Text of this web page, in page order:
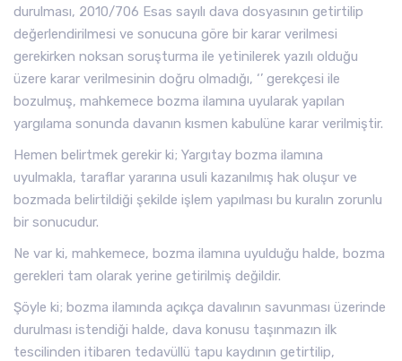
durulması, 2010/706 Esas sayılı dava dosyasının getirtilip
değerlendirilmesi ve sonucuna göre bir karar verilmesi
gerekirken noksan soruşturma ile yetinilerek yazılı olduğu
üzere karar verilmesinin doğru olmadığı, ‘’ gerekçesi ile
bozulmuş, mahkemece bozma ilamına uyularak yapılan
yargılama sonunda davanın kısmen kabulüne karar verilmiştir.
Hemen belirtmek gerekir ki; Yargıtay bozma ilamına
uyulmakla, taraflar yararına usuli kazanılmış hak oluşur ve
bozmada belirtildiği şekilde işlem yapılması bu kuralın zorunlu
bir sonucudur.
Ne var ki, mahkemece, bozma ilamına uyulduğu halde, bozma
gerekleri tam olarak yerine getirilmiş değildir.
Şöyle ki; bozma ilamında açıkça davalının savunması üzerinde
durulması istendiği halde, dava konusu taşınmazın ilk
tescilinden itibaren tedavüllü tapu kaydının getirtilip,